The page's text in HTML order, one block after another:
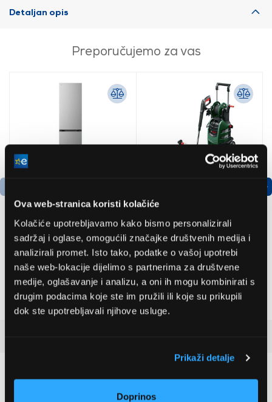
Ova web-stranica koristi kolačiće
Kolačiće upotrebljavamo kako bismo personalizirali
sadržaj i oglase, omogućili značajke društvenih medija i
analizirali promet. Isto tako, podatke o vašoj upotrebi
naše web-lokacije dijelimo s partnerima za društvene
medije, oglašavanje i analizu, a oni ih mogu kombinirati s
drugim podacima koje ste im pružili ili koje su prikupili
dok ste upotrebljavali njihove usluge.
Prikaži detalje
Doprinos
Detaljan opis
Preporučujemo za vas
LG GBBSJ10EPY
Hladnjak s donjim
zamrzivačem
504,99 EUR
Bosch
AdvancedAquatak 160
visokotlačni perač
(06008A7800)
463,99 EUR
0